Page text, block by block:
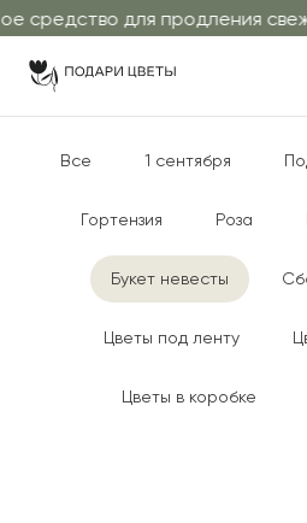
для продления
Все 1 сентября
Гортензия Роза
Букет невесты
Цветы под ленту
Цветы в коробке